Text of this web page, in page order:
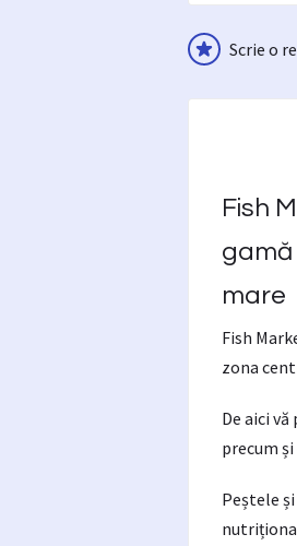
Scrie o
Fish
mare
Fish
zona
De aici
precum
Peștele